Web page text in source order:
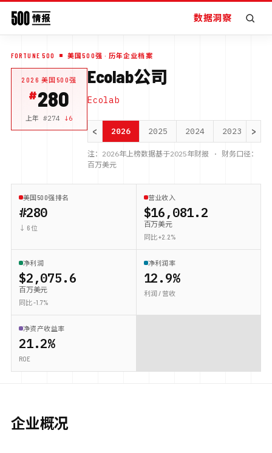
数据洞察
FORTUNE 500 美国500强 · 历年企业档案
2026 美国500强
280
上年 #274 ↓6
Ecolab公司
Ecolab
< 2026 2025 2024 2023 >
注： 2026年上榜数据基于2025年财报 · 财务口径：
百万美元
美国500强排名
#280
↓ 6 位
营业收入
$16,081.2
百万美元
同比 +2.2%
净利润
$2,075.6
百万美元
同比 -1.7%
净利润率
12.9%
利润 / 营收
净资产收益率
21.2%
ROE
企业概况